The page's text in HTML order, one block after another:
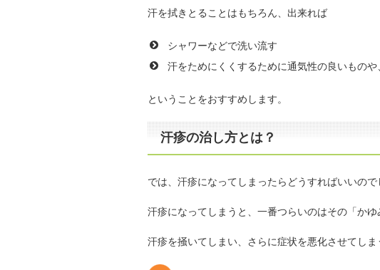
汗を拭きとることはもちろん、出来れば
シャワーなどで洗い流す
汗をためにくくするために通気性の良いもの
ということをおすすめします。
汗疹の治し方とは？
では、汗疹になってしまったらどうすればいいので
汗疹になってしまうと、一番つらいのはその「かゆ
汗疹を掻いてしまい、さらに症状を悪化させてしま